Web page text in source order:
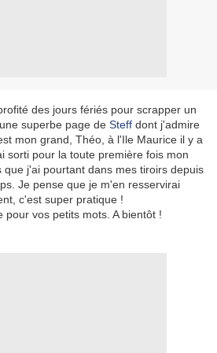
des jours fériés pour scrapper un
superbe page de Steffdont j'admire
mon grand, Théo, à l'Ile Maurice il y a
sorti pour la toute première fois mon
que j'ai pourtant dans mes tiroirs depuis
Je pense que je m'en resservirai
c'est super pratique !
pour vos petits mots. A bientôt !